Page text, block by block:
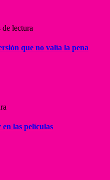
de lectura
que no valía la pena
las películas